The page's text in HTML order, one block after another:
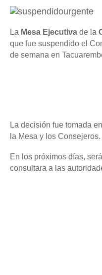
La Mesa Ejecutiva de la
que fue suspendido el
de semana en
La decisión fue tomada
la Mesa y los Consejeros.
En los próximos días,
consultara a las